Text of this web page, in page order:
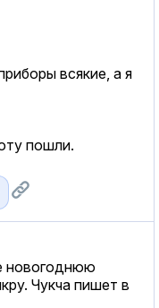
всякие, а я
пошли.
новогоднюю
Чукча пишет в